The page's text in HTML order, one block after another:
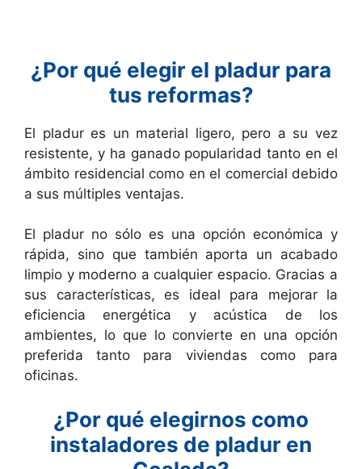
¿Por qué elegir el pladur para
tus reformas?
El pladur es un material ligero, pero a su vez
resistente, y ha ganado popularidad tanto en el
ámbito residencial como en el comercial debido
a sus múltiples ventajas.
El pladur no sólo es una opción económica y
rápida, sino que también aporta un acabado
limpio y moderno a cualquier espacio. Gracias a
sus características, es ideal para mejorar la
eficiencia energética y acústica de los
ambientes, lo que lo convierte en una opción
preferida tanto para viviendas como para
oficinas.
¿Por qué elegirnos como
instaladores de pladur en